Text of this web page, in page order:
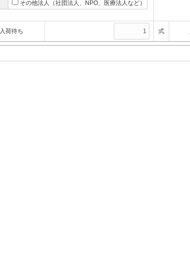
その他法人（社団法人、NPO、医療法人など）
入荷待ち 式